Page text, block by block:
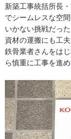
新築工事統括所長
でシームレスな空
いかない挑戦だっ
資材の運搬にも工
鉄骨業者さんをは
ら慎重に工事を進